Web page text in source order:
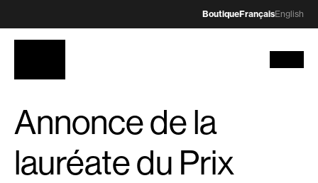
BoutiqueFrançaisEnglish
Annonce de la
lauréate du Prix